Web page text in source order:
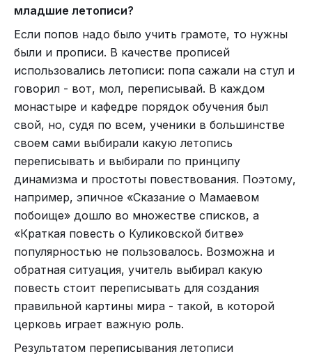
младшие летописи?
Если попов надо было учить грамоте, то нужны
были и прописи. В качестве прописей
использовались летописи: попа сажали на стул и
говорил - вот, мол, переписывай. В каждом
монастыре и кафедре порядок обучения был
свой, но, судя по всем, ученики в большинстве
своем сами выбирали какую летопись
переписывать и выбирали по принципу
динамизма и простоты повествования. Поэтому,
например, эпичное «Сказание о Мамаевом
побоище» дошло во множестве списков, а
«Краткая повесть о Куликовской битве»
популярностью не пользовалось. Возможна и
обратная ситуация, учитель выбирал какую
повесть стоит переписывать для создания
правильной картины мира - такой, в которой
церковь играет важную роль.
Результатом переписывания летописи